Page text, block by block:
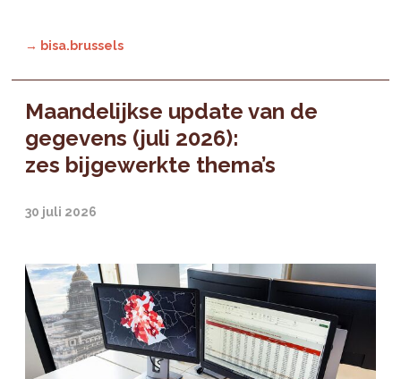
→ bisa.brussels
Maandelijkse update van de
gegevens (juli 2026):
zes bijgewerkte thema’s
30 juli 2026